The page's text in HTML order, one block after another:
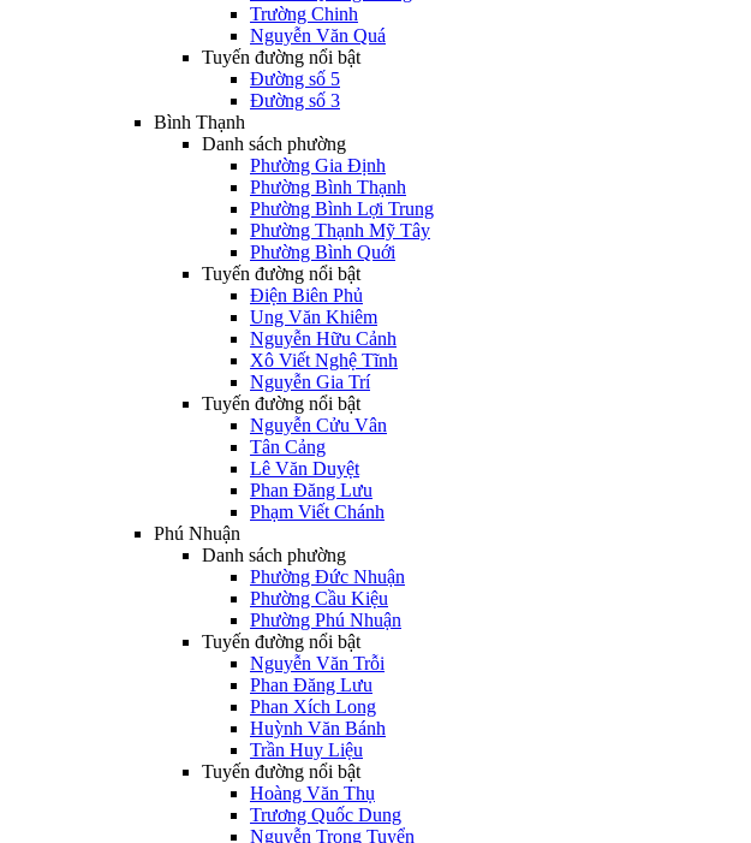
Trường Chinh
Nguyễn Văn Quá
Tuyến đường nổi bật
Đường số 5
Đường số 3
Bình Thạnh
Danh sách phường
Phường Gia Định
Phường Bình Thạnh
Phường Bình Lợi Trung
Phường Thạnh Mỹ Tây
Phường Bình Quới
Tuyến đường nổi bật
Điện Biên Phủ
Ung Văn Khiêm
Nguyễn Hữu Cảnh
Xô Viết Nghệ Tĩnh
Nguyễn Gia Trí
Tuyến đường nổi bật
Nguyễn Cửu Vân
Tân Cảng
Lê Văn Duyệt
Phan Đăng Lưu
Phạm Viết Chánh
Phú Nhuận
Danh sách phường
Phường Đức Nhuận
Phường Cầu Kiệu
Phường Phú Nhuận
Tuyến đường nổi bật
Nguyễn Văn Trỗi
Phan Đăng Lưu
Phan Xích Long
Huỳnh Văn Bánh
Trần Huy Liệu
Tuyến đường nổi bật
Hoàng Văn Thụ
Trương Quốc Dung
Nguyễn Trọng Tuyển